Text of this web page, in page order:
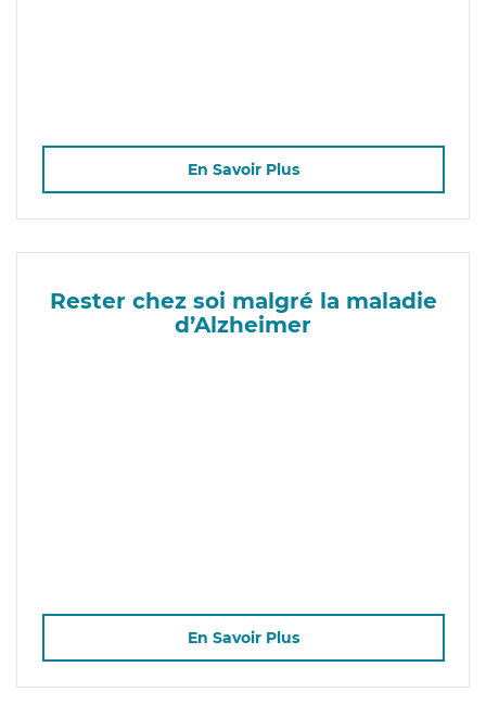
En Savoir Plus
Rester chez soi malgré la maladie
d’Alzheimer
En Savoir Plus